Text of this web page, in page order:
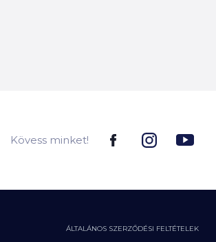
Kövess minket!
ÁLTALÁNOS SZERZŐDÉSI FELTÉTELEK